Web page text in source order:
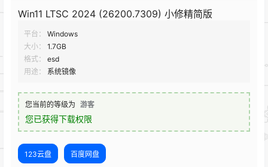
Win11 LTSC 2024 (26200.7309) 小修精简版
平台：
Windows
大小：
1.7GB
格式：
esd
用途：
系统镜像
您当前的等级为 游客
您已获得下载权限
123云盘 百度网盘